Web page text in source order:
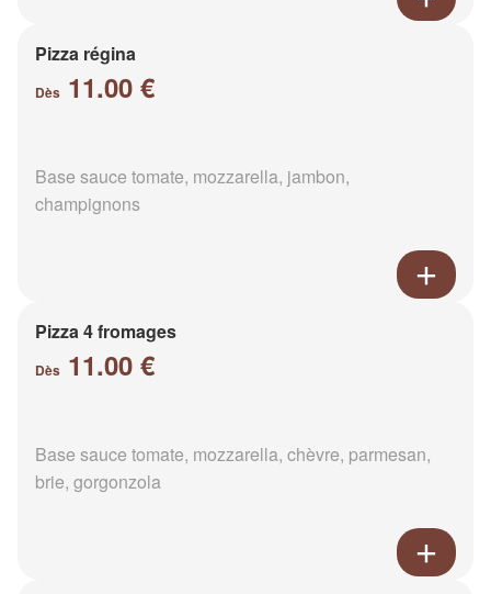
Pizza régina
Dès 11.00 €
Base sauce tomate, mozzarella, jambon,
champignons
Pizza 4 fromages
Dès 11.00 €
Base sauce tomate, mozzarella, chèvre, parmesan,
brie, gorgonzola